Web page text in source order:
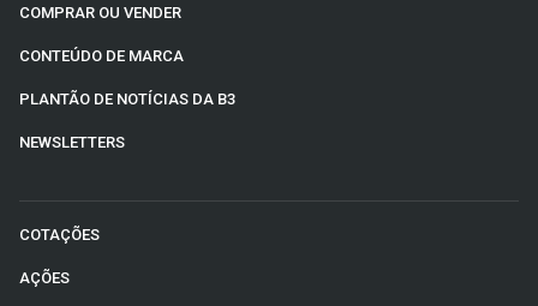
COMPRAR OU VENDER
CONTEÚDO DE MARCA
PLANTÃO DE NOTÍCIAS DA B3
NEWSLETTERS
COTAÇÕES
AÇÕES